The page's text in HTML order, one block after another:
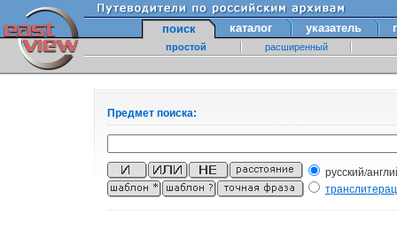
поиск каталог указатель
простой расширенный
Предмет поиска:
русский/